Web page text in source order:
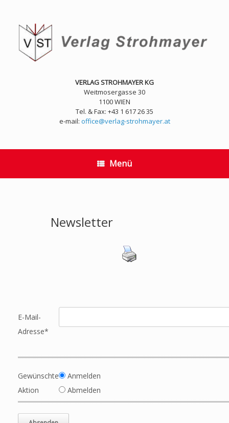
springen
VERLAG STROHMAYER KG
Weitmosergasse 30
1100 WIEN
Tel. & Fax: +43 1 617 26 35
e-mail: office@verlag-strohmayer.at
Menü
Newsletter
E-Mail-
Adresse*
Gewünschte
Aktion
Anmelden
Abmelden